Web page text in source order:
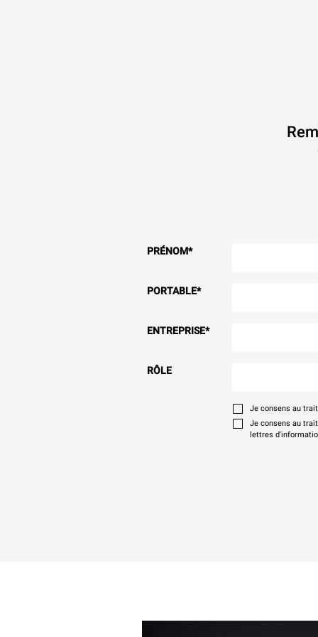
PRÉNOM*
PORTABLE*
ENTREPRISE*
RÔLE
Je consens au
Je consens au
lettres